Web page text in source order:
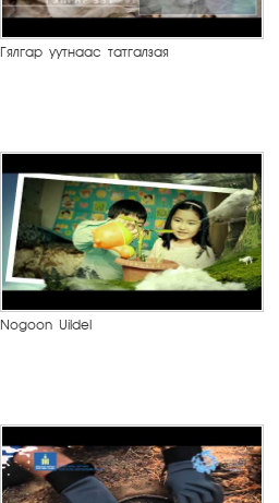
Гялгар уутнаас татгалзая
Nogoon Uildel